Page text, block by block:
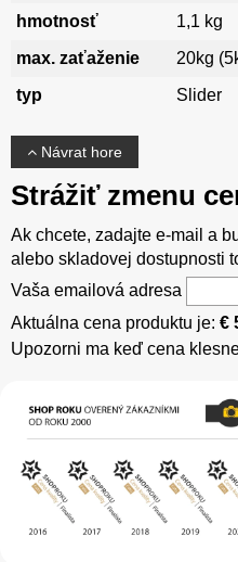
hmotnosť
1,1 kg
max. zaťaženie
20kg
typ
Slider
Návrat hore
Strážiť zmenu
Ak chcete, zadajte e-mail a
alebo skladovej dostupnosti
Vaša emailová adresa
Aktuálna cena produktu je: €
Upozorni ma keď cena